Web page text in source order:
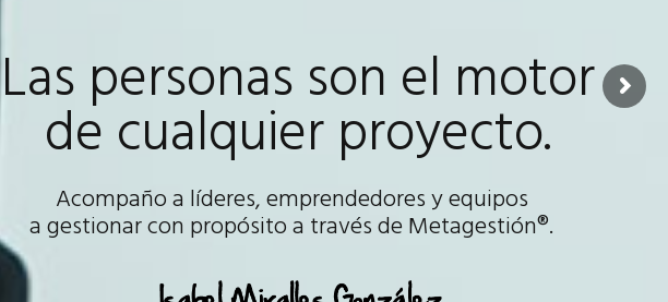
Las personas son el motor
de cualquier proyecto.
Acompaño a líderes, emprendedores y equipos
a gestionar con propósito a través de Metagestión®.